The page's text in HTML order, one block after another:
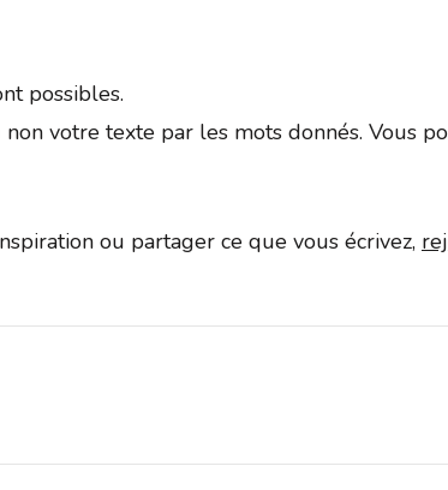
possibles.
votre texte par les mots donnés. Vous
ou partager ce que vous écrivez,